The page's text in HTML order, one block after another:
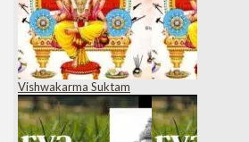
Vishwakarma Suktam